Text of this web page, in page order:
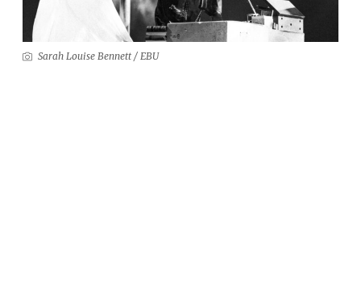
Sarah Louise Bennett / EBU